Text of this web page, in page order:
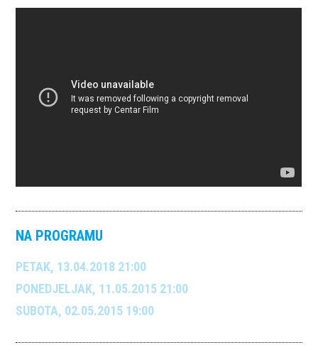
NA PROGRAMU
PETAK, 13.04.2018 21:00
PONEDJELJAK, 11.05.2015 21:00
SUBOTA, 02.05.2015 19:00